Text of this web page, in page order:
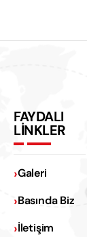
FAYDALI
LİNKLER
Galeri
Basında Biz
İletişim